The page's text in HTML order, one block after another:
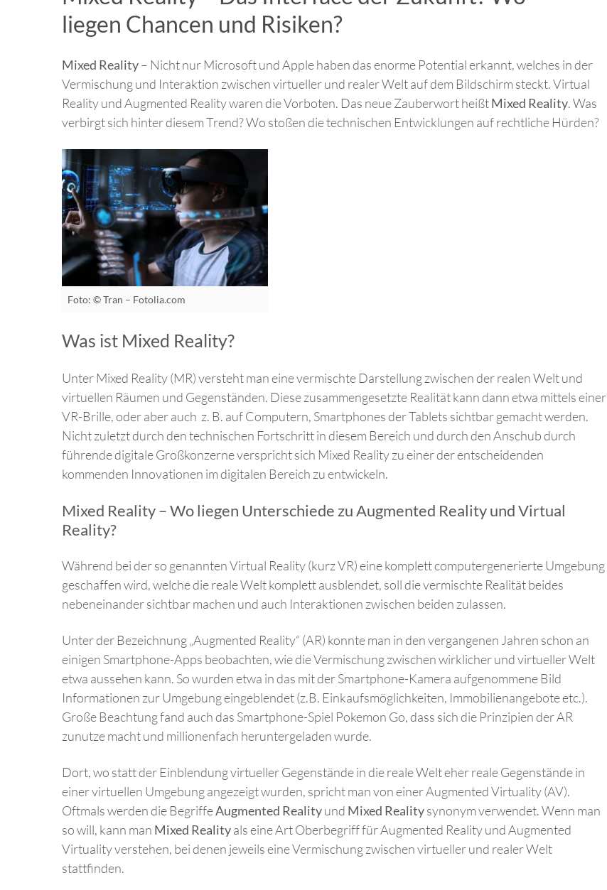
liegen Chancen und Risiken?
Mixed Reality– Nicht nur Microsoft und Apple haben das enorme Potential erkannt, welches in der
Vermischung und Interaktion zwischen virtueller und realer Welt auf dem Bildschirm steckt. Virtual
Reality und Augmented Reality waren die Vorboten. Das neue Zauberwort heißtMixed Reality. Was
verbirgt sich hinter diesem Trend? Wo stoßen die technischen Entwicklungen auf rechtliche Hürden?
Foto: © Tran – Fotolia.com
Was ist Mixed Reality?
Unter Mixed Reality (MR) versteht man eine vermischte Darstellung zwischen der realen Welt und
virtuellen Räumen und Gegenständen. Diese zusammengesetzte Realität kann dann etwa mittels einer
VR-Brille, oder aber auch z. B. auf Computern, Smartphones der Tablets sichtbar gemacht werden.
Nicht zuletzt durch den technischen Fortschritt in diesem Bereich und durch den Anschub durch
führende digitale Großkonzerne verspricht sich Mixed Reality zu einer der entscheidenden
kommenden Innovationen im digitalen Bereich zu entwickeln.
Mixed Reality – Wo liegen Unterschiede zu Augmented Reality und Virtual
Reality?
Während bei der so genannten Virtual Reality (kurz VR) eine komplett computergenerierte Umgebung
geschaffen wird, welche die reale Welt komplett ausblendet, soll die vermischte Realität beides
nebeneinander sichtbar machen und auch Interaktionen zwischen beiden zulassen.
Unter der Bezeichnung „Augmented Reality“ (AR) konnte man in den vergangenen Jahren schon an
einigen Smartphone-Apps beobachten, wie die Vermischung zwischen wirklicher und virtueller Welt
etwa aussehen kann. So wurden etwa in das mit der Smartphone-Kamera aufgenommene Bild
Informationen zur Umgebung eingeblendet (z.B. Einkaufsmöglichkeiten, Immobilienangebote etc.).
Große Beachtung fand auch das Smartphone-Spiel Pokemon Go, dass sich die Prinzipien der AR
zunutze macht und millionenfach heruntergeladen wurde.
Dort, wo statt der Einblendung virtueller Gegenstände in die reale Welt eher reale Gegenstände in
einer virtuellen Umgebung angezeigt wurden, spricht man von einer Augmented Virtuality (AV).
Oftmals werden die BegriffeAugmented Realityund Mixed Realitysynonym verwendet. Wenn man
so will, kann man Mixed Realityals eine Art Oberbegriff für Augmented Reality und Augmented
Virtuality verstehen, bei denen jeweils eine Vermischung zwischen virtueller und realer Welt
stattfinden.